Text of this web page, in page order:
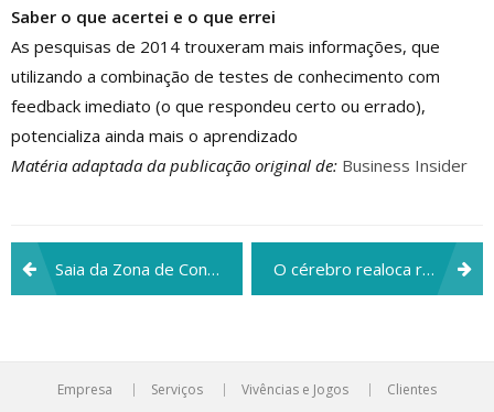
Saber o que acertei e o que errei
As pesquisas de 2014 trouxeram mais informações, que
utilizando a combinação de testes de conhecimento com
feedback imediato (o que respondeu certo ou errado),
potencializa ainda mais o aprendizado
Matéria adaptada da publicação original de: Business Insider
Navegação
de
Saia da Zona de Conforto O cérebro realoca recursos de acordo com as necessidades aumentando a precisão
Empresa Serviços Vivências e Jogos
Clientes